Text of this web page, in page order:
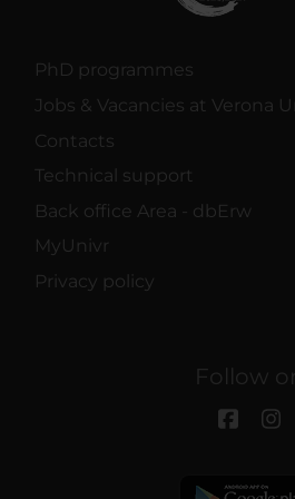
PhD programmes
Jobs & Vacancies at Verona
Contacts
Technical support
Back office Area - dbErw
MyUnivr
Privacy policy
Follow